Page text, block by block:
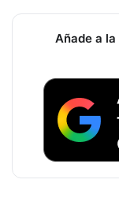
Añade a